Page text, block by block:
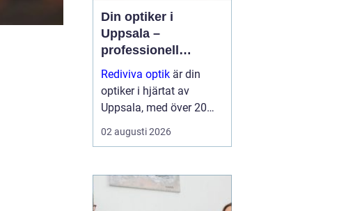
Din optiker i
Uppsala –
professionell
synvård nära dig
Rediviva optik är din
optiker i hjärtat av
Uppsala, med över 20
års erfarenhet av att
hjälpa invånarna i
och erbjuder ett brett
utbud av bågar och
02 augusti 2026